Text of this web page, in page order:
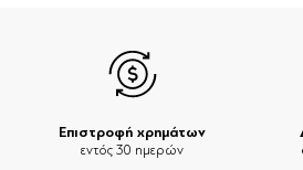
Επιστροφή χρημάτων
εντός 30 ημερών